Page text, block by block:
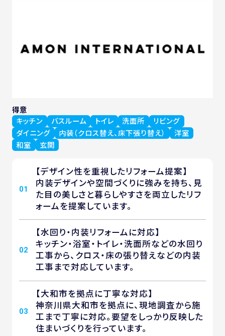
得意
キッチン
バスルーム トイレ 洗面所
リビング
ダイニング
内装（クロス替え、床下張り替え）
洋室
和室
玄関
01
【デザイン性を重視したリフォーム提案】
内装デザインや空間づくりに強みを持ち、見
た目の美しさと暮らしやすさを両立したリフ
ォームを提案しています。
02
【水回り・内装リフォームに対応】
キッチン・浴室・トイレ・洗面所などの水回り
工事から、クロス・床の張り替えなどの内装
工事まで対応しています。
03
【大和市を拠点に丁寧な対応】
神奈川県大和市を拠点に、現地調査から施
工まで丁寧に対応。要望をしっかり反映した
住まいづくりを行っています。